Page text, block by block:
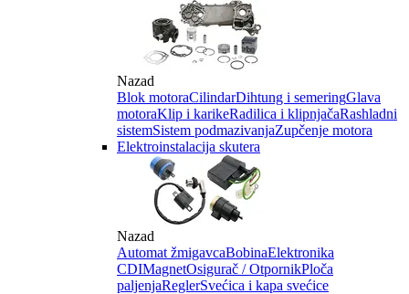
Nazad
Blok motoraCilindarDihtung i semeringGlava
motoraKlip i karikeRadilica i klipnjačaRashladni
sistemSistem podmazivanjaZupčenje motora
Elektroinstalacija skutera
Nazad
Automat žmigavcaBobinaElektronika
CDIMagnetOsigurač / OtpornikPloča
paljenjaReglerSvećica i kapa svećice